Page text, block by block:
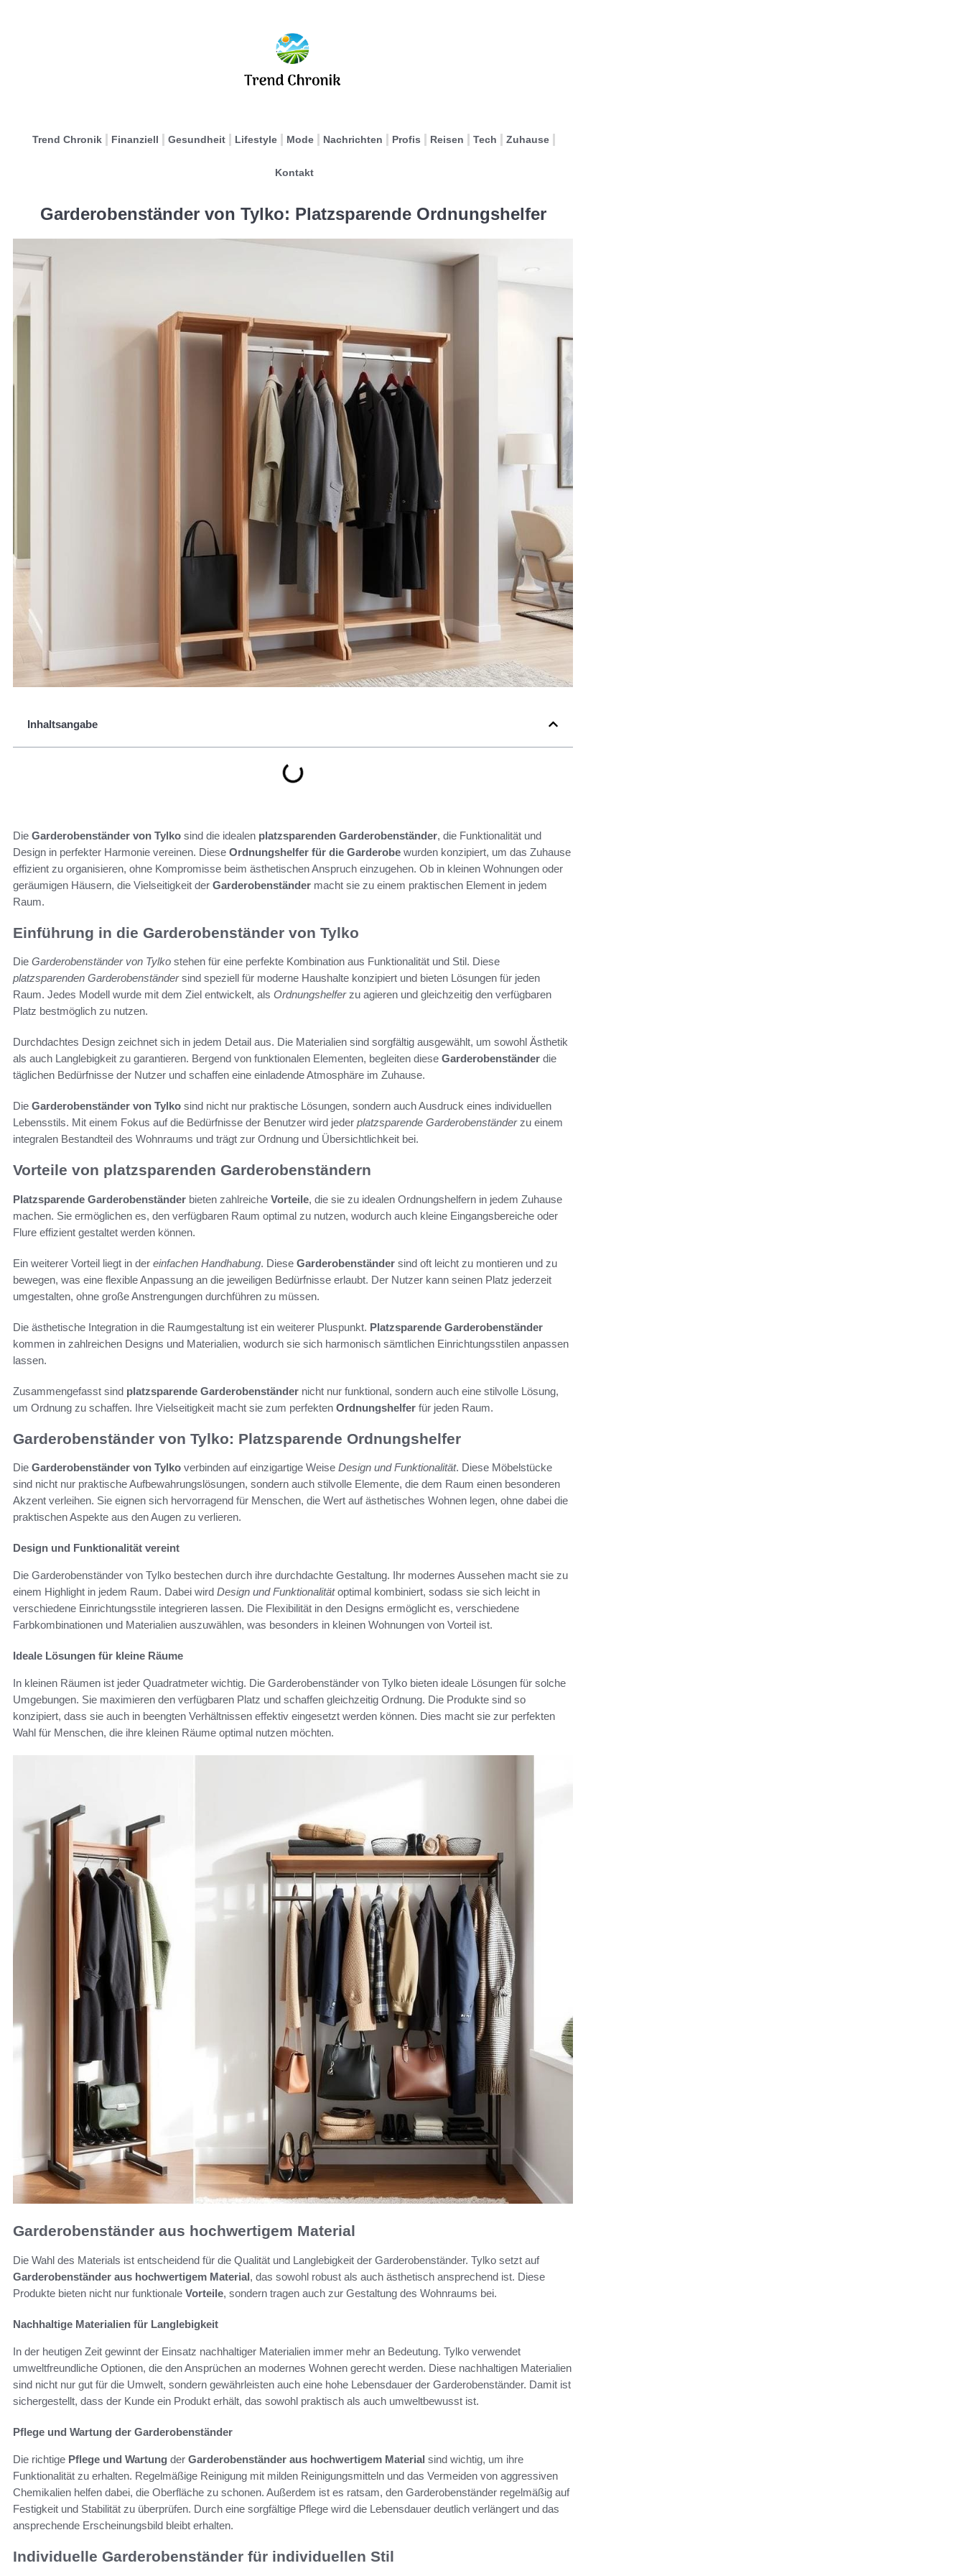
Trend Chronik Finanziell Gesundheit Lifestyle Mode Nachrichten Profis Reisen Tech Zuhause
Kontakt
Garderobenständer von Tylko: Platzsparende Ordnungshelfer
Inhaltsangabe
Die Garderobenständer von Tylko sind die idealen platzsparenden Garderobenständer, die Funktionalität und
Design in perfekter Harmonie vereinen. Diese Ordnungshelfer für die Garderobe wurden konzipiert, um das Zuhause
effizient zu organisieren, ohne Kompromisse beim ästhetischen Anspruch einzugehen. Ob in kleinen Wohnungen oder
geräumigen Häusern, die Vielseitigkeit der Garderobenständer macht sie zu einem praktischen Element in jedem
Raum.
Einführung in die Garderobenständer von Tylko
Die Garderobenständer von Tylko stehen für eine perfekte Kombination aus Funktionalität und Stil. Diese
platzsparenden Garderobenständersind speziell für moderne Haushalte konzipiert und bieten Lösungen für jeden
Raum. Jedes Modell wurde mit dem Ziel entwickelt, als Ordnungshelferzu agieren und gleichzeitig den verfügbaren
Platz bestmöglich zu nutzen.
Durchdachtes Design zeichnet sich in jedem Detail aus. Die Materialien sind sorgfältig ausgewählt, um sowohl Ästhetik
als auch Langlebigkeit zu garantieren. Bergend von funktionalen Elementen, begleiten diese Garderobenständer die
täglichen Bedürfnisse der Nutzer und schaffen eine einladende Atmosphäre im Zuhause.
Die Garderobenständer von Tylko sind nicht nur praktische Lösungen, sondern auch Ausdruck eines individuellen
Lebensstils. Mit einem Fokus auf die Bedürfnisse der Benutzer wird jeder platzsparende Garderobenständerzu einem
integralen Bestandteil des Wohnraums und trägt zur Ordnung und Übersichtlichkeit bei.
Vorteile von platzsparenden Garderobenständern
Platzsparende Garderobenständer bieten zahlreiche Vorteile, die sie zu idealen Ordnungshelfern in jedem Zuhause
machen. Sie ermöglichen es, den verfügbaren Raum optimal zu nutzen, wodurch auch kleine Eingangsbereiche oder
Flure effizient gestaltet werden können.
Ein weiterer Vorteil liegt in der einfachen Handhabung. Diese Garderobenständer sind oft leicht zu montieren und zu
bewegen, was eine flexible Anpassung an die jeweiligen Bedürfnisse erlaubt. Der Nutzer kann seinen Platz jederzeit
umgestalten, ohne große Anstrengungen durchführen zu müssen.
Die ästhetische Integration in die Raumgestaltung ist ein weiterer Pluspunkt. Platzsparende Garderobenständer
kommen in zahlreichen Designs und Materialien, wodurch sie sich harmonisch sämtlichen Einrichtungsstilen anpassen
lassen.
Zusammengefasst sind platzsparende Garderobenständer nicht nur funktional, sondern auch eine stilvolle Lösung,
um Ordnung zu schaffen. Ihre Vielseitigkeit macht sie zum perfekten Ordnungshelfer für jeden Raum.
Garderobenständer von Tylko: Platzsparende Ordnungshelfer
Die Garderobenständer von Tylko verbinden auf einzigartige Weise Design und Funktionalität. Diese Möbelstücke
sind nicht nur praktische Aufbewahrungslösungen, sondern auch stilvolle Elemente, die dem Raum einen besonderen
Akzent verleihen. Sie eignen sich hervorragend für Menschen, die Wert auf ästhetisches Wohnen legen, ohne dabei die
praktischen Aspekte aus den Augen zu verlieren.
Design und Funktionalität vereint
Die Garderobenständer von Tylko bestechen durch ihre durchdachte Gestaltung. Ihr modernes Aussehen macht sie zu
einem Highlight in jedem Raum. Dabei wird Design und Funktionalitätoptimal kombiniert, sodass sie sich leicht in
verschiedene Einrichtungsstile integrieren lassen. Die Flexibilität in den Designs ermöglicht es, verschiedene
Farbkombinationen und Materialien auszuwählen, was besonders in kleinen Wohnungen von Vorteil ist.
Ideale Lösungen für kleine Räume
In kleinen Räumen ist jeder Quadratmeter wichtig. Die Garderobenständer von Tylko bieten ideale Lösungen für solche
Umgebungen. Sie maximieren den verfügbaren Platz und schaffen gleichzeitig Ordnung. Die Produkte sind so
konzipiert, dass sie auch in beengten Verhältnissen effektiv eingesetzt werden können. Dies macht sie zur perfekten
Wahl für Menschen, die ihre kleinen Räume optimal nutzen möchten.
Garderobenständer aus hochwertigem Material
Die Wahl des Materials ist entscheidend für die Qualität und Langlebigkeit der Garderobenständer. Tylko setzt auf
Garderobenständer aus hochwertigem Material, das sowohl robust als auch ästhetisch ansprechend ist. Diese
Produkte bieten nicht nur funktionale Vorteile, sondern tragen auch zur Gestaltung des Wohnraums bei.
Nachhaltige Materialien für Langlebigkeit
In der heutigen Zeit gewinnt der Einsatz nachhaltiger Materialien immer mehr an Bedeutung. Tylko verwendet
umweltfreundliche Optionen, die den Ansprüchen an modernes Wohnen gerecht werden. Diese nachhaltigen Materialien
sind nicht nur gut für die Umwelt, sondern gewährleisten auch eine hohe Lebensdauer der Garderobenständer. Damit ist
sichergestellt, dass der Kunde ein Produkt erhält, das sowohl praktisch als auch umweltbewusst ist.
Pflege und Wartung der Garderobenständer
Die richtige Pflege und Wartung der Garderobenständer aus hochwertigem Material sind wichtig, um ihre
Funktionalität zu erhalten. Regelmäßige Reinigung mit milden Reinigungsmitteln und das Vermeiden von aggressiven
Chemikalien helfen dabei, die Oberfläche zu schonen. Außerdem ist es ratsam, den Garderobenständer regelmäßig auf
Festigkeit und Stabilität zu überprüfen. Durch eine sorgfältige Pflege wird die Lebensdauer deutlich verlängert und das
ansprechende Erscheinungsbild bleibt erhalten.
Individuelle Garderobenständer für individuellen Stil